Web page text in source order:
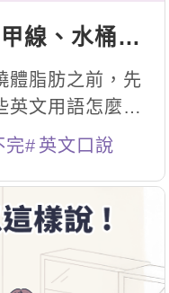
線、水桶腰
理
體脂肪之前，先
英文用語怎麼說
完 英文口說